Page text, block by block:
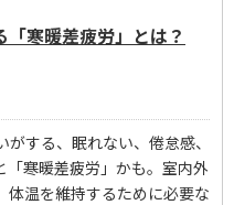
「寒暖差疲労」とは？
する、眠れない、倦怠感、
寒暖差疲労」かも。室内外
体温を維持するために必要な